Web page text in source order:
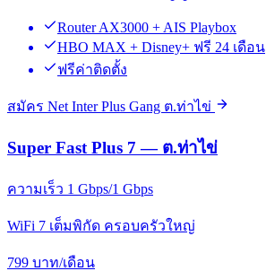
Router AX3000 + AIS Playbox
HBO MAX + Disney+ ฟรี 24 เดือน
ฟรีค่าติดตั้ง
สมัคร Net Inter Plus Gang ต.ท่าไข่
Super Fast Plus 7 — ต.ท่าไข่
ความเร็ว 1 Gbps/1 Gbps
WiFi 7 เต็มพิกัด ครอบครัวใหญ่
799 บาท/เดือน